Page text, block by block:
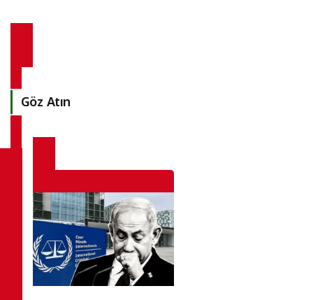
Göz Atın